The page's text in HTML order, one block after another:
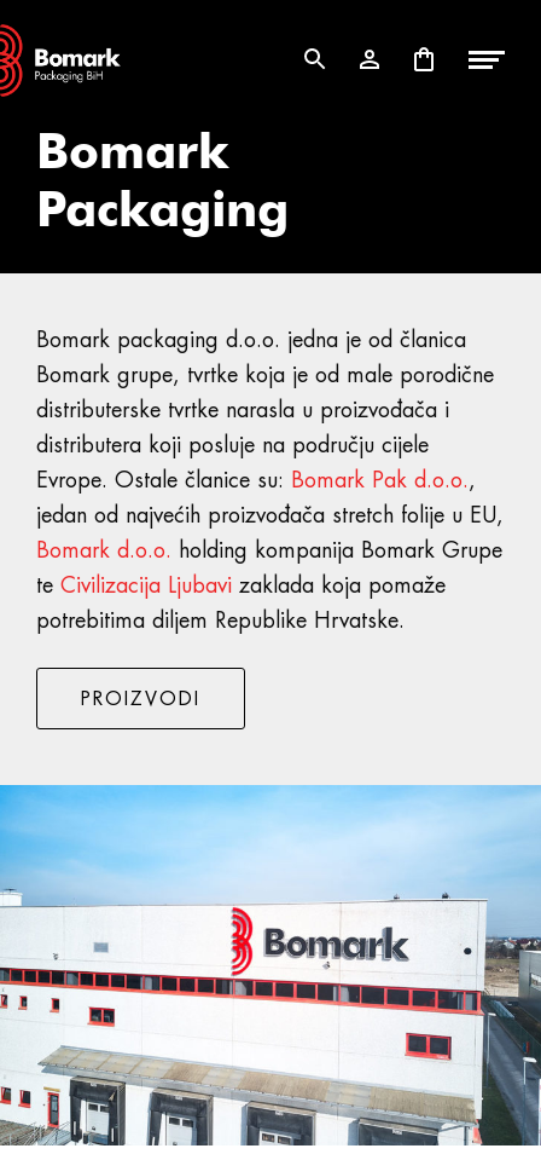
Skip
to
navigation
Skip
to
content
Bomark
Packaging
Bomark packaging d.o.o. jedna je od članica
Bomark grupe, tvrtke koja je od male porodične
distributerske tvrtke narasla u proizvođača i
distributera koji posluje na području cijele
Evrope. Ostale članice su: Bomark Pak d.o.o.,
jedan od najvećih proizvođača stretch folije u EU,
Bomark d.o.o. holding kompanija Bomark Grupe
te Civilizacija Ljubavi zaklada koja pomaže
potrebitima diljem Republike Hrvatske.
PROIZVODI